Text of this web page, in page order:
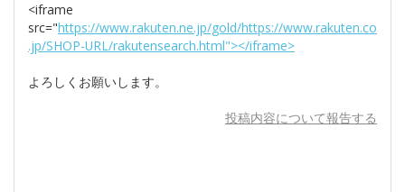
<iframe
src="https://www.rakuten.ne.jp/gold/https://www.rakuten.co
.jp/SHOP-URL/rakutensearch.html"></iframe>
よろしくお願いします。
投稿内容について報告する